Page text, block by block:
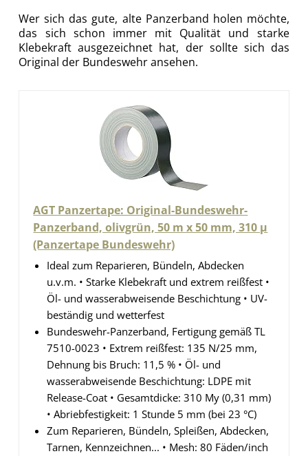
Wer sich das gute, alte Panzerband holen möchte,
das sich schon immer mit Qualität und starke
Klebekraft ausgezeichnet hat, der sollte sich das
Original der Bundeswehr ansehen.
AGT Panzertape: Original-Bundeswehr-
Panzerband, olivgrün, 50 m x 50 mm, 310 µ
(Panzertape Bundeswehr)
Ideal zum Reparieren, Bündeln, Abdecken
u.v.m. • Starke Klebekraft und extrem reißfest •
Öl- und wasserabweisende Beschichtung • UV-
beständig und wetterfest
Bundeswehr-Panzerband, Fertigung gemäß TL
7510-0023 • Extrem reißfest: 135 N/25 mm,
Dehnung bis Bruch: 11,5 % • Öl- und
wasserabweisende Beschichtung: LDPE mit
Release-Coat • Gesamtdicke: 310 My (0,31 mm)
• Abriebfestigkeit: 1 Stunde 5 mm (bei 23 °C)
Zum Reparieren, Bündeln, Spleißen, Abdecken,
Tarnen, Kennzeichnen... • Mesh: 80 Fäden/inch